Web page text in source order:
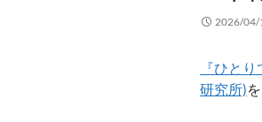
2026/04/
『ひと
研究所)